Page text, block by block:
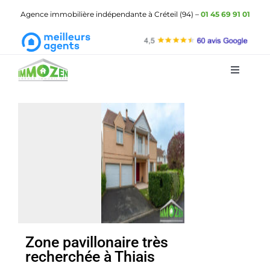
contenu
Agence immobilière indépendante à Créteil (94) – 01 45 69 91 01
Toggle
Les biens à vendre
Demander une estimation
Zone pavillonaire très
recherchée à Thiais